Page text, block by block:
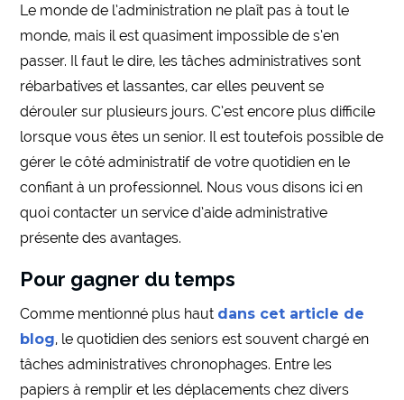
Le monde de l’administration ne plaît pas à tout le
monde, mais il est quasiment impossible de s’en
passer. Il faut le dire, les tâches administratives sont
rébarbatives et lassantes, car elles peuvent se
dérouler sur plusieurs jours. C’est encore plus difficile
lorsque vous êtes un senior. Il est toutefois possible de
gérer le côté administratif de votre quotidien en le
confiant à un professionnel. Nous vous disons ici en
quoi contacter un service d’aide administrative
présente des avantages.
Pour gagner du temps
Comme mentionné plus haut dans cet article de
blog, le quotidien des seniors est souvent chargé en
tâches administratives chronophages. Entre les
papiers à remplir et les déplacements chez divers